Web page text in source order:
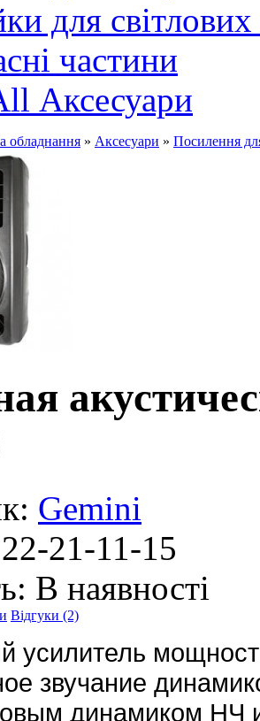
для
частини
Аксесуари
обладнання » Аксесуари » Посилення
Gemini
22-21-11-15
В наявності
Відгуки (2)
усилитель
звучание
динамиком НЧ и